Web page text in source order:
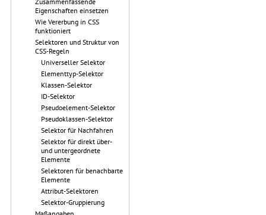
Eigenschaften einsetzen
Wie Vererbung in CSS
funktioniert
Selektoren und Struktur von
CSS-Regeln
Universeller Selektor
Elementtyp-Selektor
Klassen-Selektor
ID-Selektor
Pseudoelement-Selektor
Pseudoklassen-Selektor
Selektor für Nachfahren
Selektor für direkt über-
und untergeordnete
Elemente
Selektoren für benachbarte
Elemente
Attribut-Selektoren
Selektor-Gruppierung